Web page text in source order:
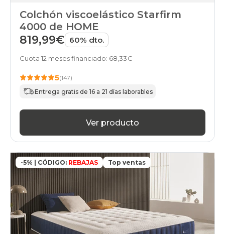
Colchón viscoelástico Starfirm
4000 de HOME
819,99€ 60% dto.
Cuota 12 meses financiado: 68,33€
5(147)
Entrega gratis de 16 a 21 días laborables
Ver producto
-5% | CÓDIGO: REBAJAS Top ventas